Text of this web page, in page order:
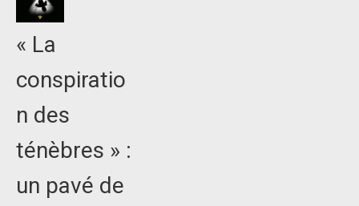
« La
conspiratio
n des
ténèbres » :
un pavé de